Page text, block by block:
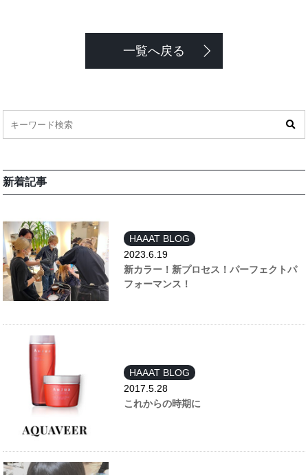
一覧へ戻る
新着記事
HAAAT BLOG
2023.6.19
新カラー！新プロセス！パーフェクトパ
フォーマンス！
HAAAT BLOG
2017.5.28
これからの時期に